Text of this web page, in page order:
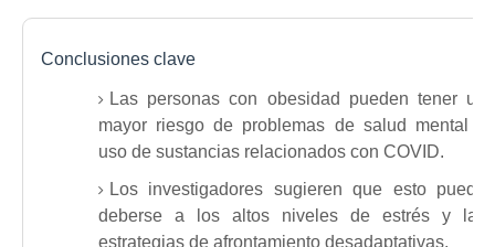
Conclusiones clave
Las personas con obesidad pueden tener un
mayor riesgo de problemas de salud mental y
uso de sustancias relacionados con COVID.
Los investigadores sugieren que esto puede
deberse a los altos niveles de estrés y las
estrategias de afrontamiento desadaptativas.